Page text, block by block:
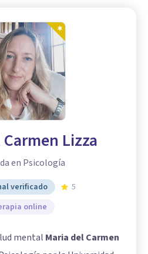
Lizza
en Psicología
verificado
5
online
mental Maria del Carmen